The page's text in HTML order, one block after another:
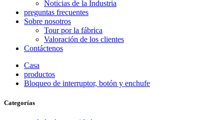
Noticias de la Industria
preguntas frecuentes
Sobre nosotros
Tour por la fábrica
Valoración de los clientes
Contáctenos
Casa
productos
Bloqueo de interruptor, botón y enchufe
Categorías